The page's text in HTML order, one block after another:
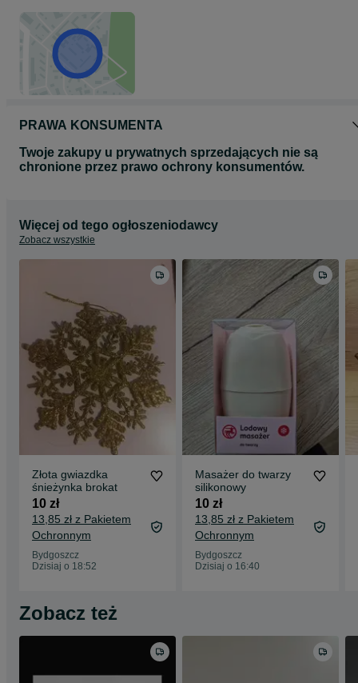
PRAWA KONSUMENTA
Twoje zakupy u prywatnych sprzedających nie są
chronione przez prawo ochrony konsumentów.
Więcej od tego ogłoszeniodawcy
Zobacz wszystkie
Złota gwiazdka
śnieżynka brokat
10 zł
13,85 zł z Pakietem
Ochronnym
Bydgoszcz
Dzisiaj o 18:52
Masażer do twarzy
silikonowy
10 zł
13,85 zł z Pakietem
Ochronnym
Bydgoszcz
Dzisiaj o 16:40
Zobacz też